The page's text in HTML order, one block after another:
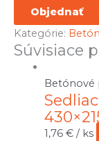
Objednať
Kategórie:
Súvisiace
Betónové
1,76 €/ ks